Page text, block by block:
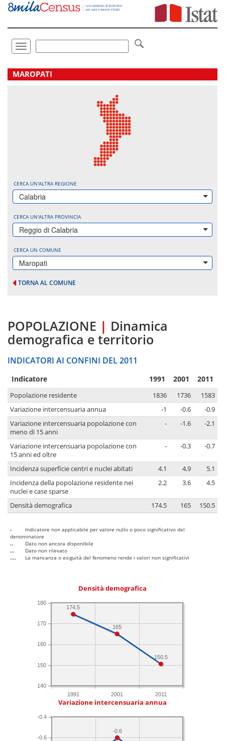
Vai
direttamente
Toggle
navigation
.
MAROPATI
CERCA UN'ALTRA REGIONE
Calabria
CERCA UN'ALTRA PROVINCIA
Reggio di Calabria
CERCA UN COMUNE
Maropati
TORNA AL COMUNE
POPOLAZIONE | Dinamica
demografica e territorio
INDICATORI AI CONFINI DEL 2011
Indicatore 1991 2001 2011
Popolazione residente 1836 1736
1583
Variazione intercensuaria annua
-1 -0.6
-0.9
Variazione intercensuaria popolazione con
meno di 15 anni
- -1.6 -2.1
Variazione intercensuaria popolazione con
15 anni ed oltre
- -0.3 -0.7
Incidenza superficie centri e nuclei abitati 4.1 4.9
5.1
Incidenza della popolazione residente nei
nuclei e case sparse
2.2 3.6 4.5
Densità demografica 174.5 165 150.5
-
Indicatore non applicabile per valore nullo o poco significativo del
denominatore
..
Dato non ancora disponibile
...
Dato non rilevato
....
La mancanza o esiguità del fenomeno rende i valori non significativi
Densità demografica
1991 2001 2011
140
150
160
170
180
150.5
165
174.5
Variazione intercensuaria annua
-0.6
-0.4
-0.6